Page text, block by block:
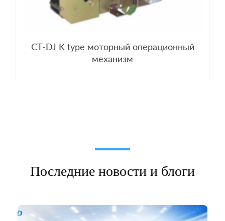
CT-DJ K type моторный операционный
механизм
Последние новости и блоги